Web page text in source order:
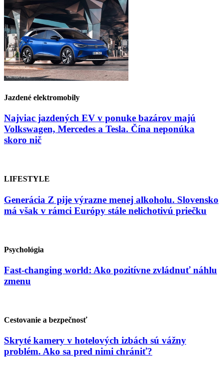
Jazdené elektromobily
Najviac jazdených EV v ponuke bazárov majú
Volkswagen, Mercedes a Tesla. Čína neponúka
skoro nič
LIFESTYLE
Generácia Z pije výrazne menej alkoholu. Slovensko
má však v rámci Európy stále nelichotivú priečku
Psychológia
Fast-changing world: Ako pozitívne zvládnuť náhlu
zmenu